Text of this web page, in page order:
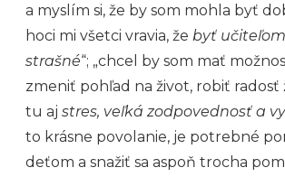
a myslím si, že by som mohla byť
hoci mi všetci vravia, že byť
strašné“; „chcel by som mať
zmeniť pohľad na život, robiť radosť
tu aj stres, veľká zodpovednosť a
to krásne povolanie, je potrebné
deťom a snažiť sa aspoň trocha